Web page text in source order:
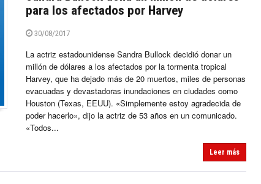
para los afectados por Harvey
30/08/2017
La actriz estadounidense Sandra Bullock decidió donar un
millón de dólares a los afectados por la tormenta tropical
Harvey, que ha dejado más de 20 muertos, miles de personas
evacuadas y devastadoras inundaciones en ciudades como
Houston (Texas, EEUU). «Simplemente estoy agradecida de
poder hacerlo», dijo la actriz de 53 años en un comunicado.
«Todos...
Leer más